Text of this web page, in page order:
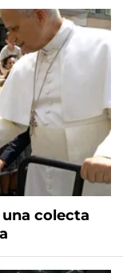
colecta